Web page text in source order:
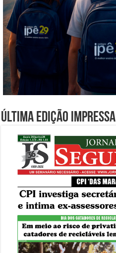
Última edição impressa